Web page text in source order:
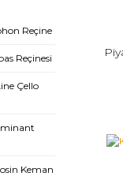
Reçine
Reçinesi
Çello
Keman